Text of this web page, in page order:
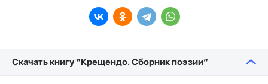
Скачать книгу “Крещендо. Сборник поэзии”